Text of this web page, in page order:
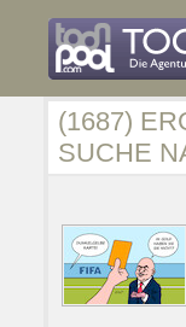
(1687)
SUCHE